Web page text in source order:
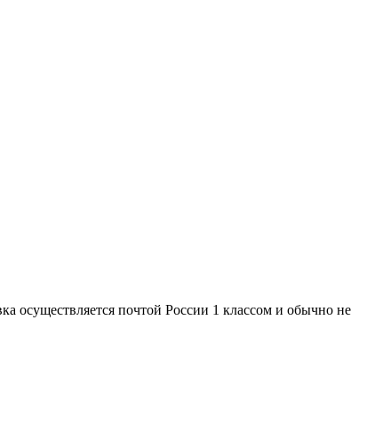
осуществляется почтой России 1 классом и обычно не